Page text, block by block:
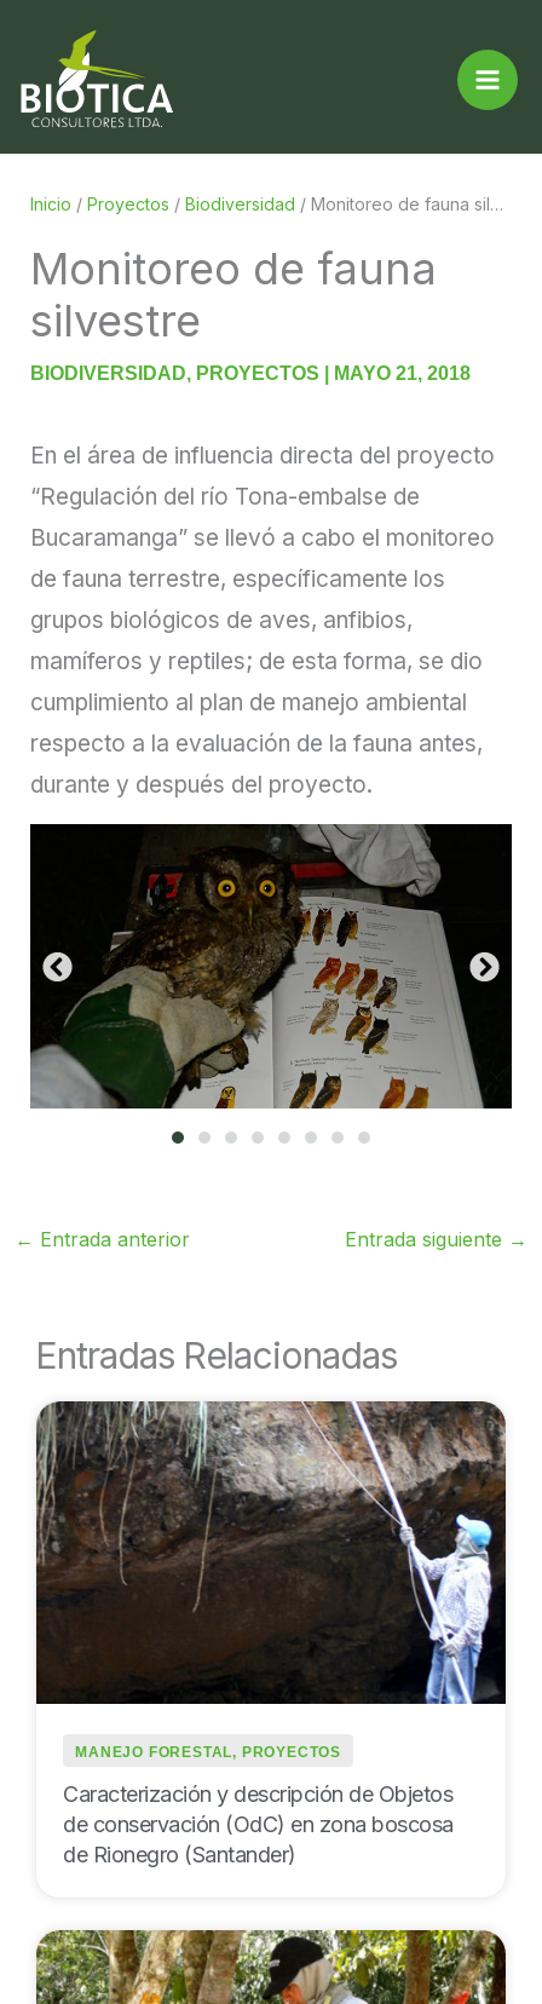
contenido
Inicio /Proyectos /Biodiversidad /Monitoreo de fauna silvestre
Monitoreo de fauna
silvestre
BIODIVERSIDAD, PROYECTOS MAYO 21, 2018
En el área de influencia directa del proyecto
“Regulación del río Tona-embalse de
Bucaramanga” se llevó a cabo el monitoreo
de fauna terrestre, específicamente los
grupos biológicos de aves, anfibios,
mamíferos y reptiles; de esta forma, se dio
cumplimiento al plan de manejo ambiental
respecto a la evaluación de la fauna antes,
durante y después del proyecto.
← Entrada anterior Entrada siguiente →
Entradas Relacionadas
Caracterización y descripción de Objetos
de conservación (OdC) en zona boscosa
de Rionegro (Santander)
MANEJO FORESTAL, PROYECTOS